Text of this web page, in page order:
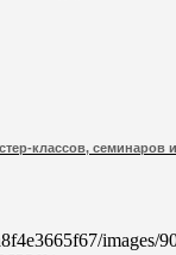
классов, семинаров